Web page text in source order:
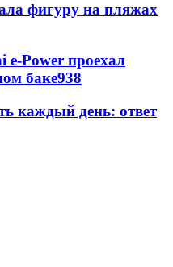
фигуру на пляжах
e-Power проехал
баке938
каждый день: ответ